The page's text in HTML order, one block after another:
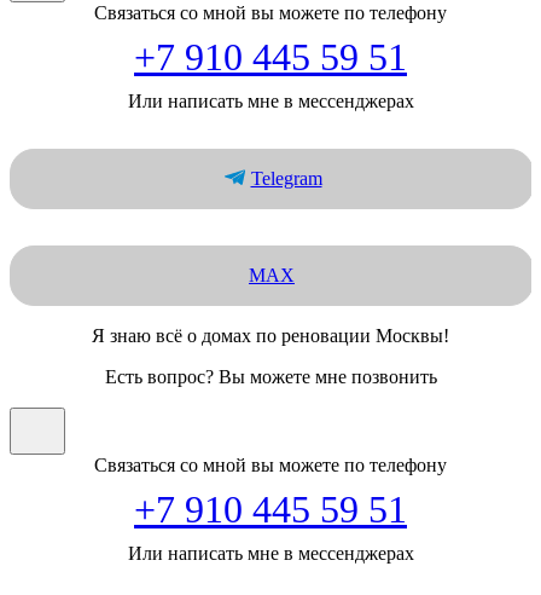
Связаться со мной вы можете по телефону
+7 910 445 59 51
Или написать мне в мессенджерах
Telegram
MAX
Я знаю всё о домах по реновации Москвы!
Есть вопрос? Вы можете мне позвонить
Связаться со мной вы можете по телефону
+7 910 445 59 51
Или написать мне в мессенджерах